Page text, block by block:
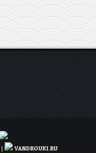
|
VANDROUKI.RU